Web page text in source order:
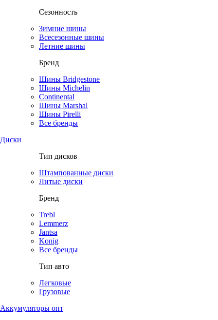
Сезонность
Зимние шины
Всесезонные шины
Летние шины
Бренд
Шины Bridgestone
Шины Michelin
Continental
Шины Marshal
Шины Pirelli
Все бренды
Диски
Тип дисков
Штампованные диски
Литые диски
Бренд
Trebl
Lemmerz
Jantsa
Konig
Все бренды
Тип авто
Легковые
Грузовые
Аккумуляторы опт